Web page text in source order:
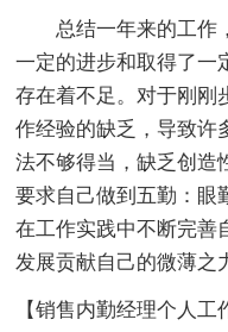
总结一年来的工作，
一定的进步和取得了一
存在着不足。对于刚刚
作经验的缺乏，导致许
法不够得当，缺乏创造
要求自己做到五勤：眼
在工作实践中不断完善
发展贡献自己的微薄之
【销售内勤经理个人工